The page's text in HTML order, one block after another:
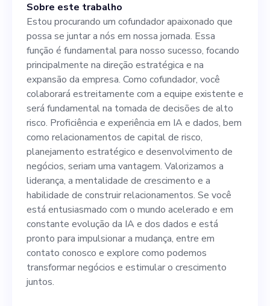
Proficiência e experiência em
IA e dados, bem como
relacionamentos de capital
de risco, planejamento
estratégico e
desenvolvimento de
negócios, seriam uma
vantagem. Valorizamos a
liderança, a mentalidade de
crescimento e a habilidade
de construir
relacionamentos. Se você
está entusiasmado com o
Sobre este trabalho
Estou procurando um cofundador apaixonado que
possa se juntar a nós em nossa jornada. Essa
função é fundamental para nosso sucesso, focando
principalmente na direção estratégica e na
expansão da empresa. Como cofundador, você
colaborará estreitamente com a equipe existente e
será fundamental na tomada de decisões de alto
risco. Proficiência e experiência em IA e dados, bem
como relacionamentos de capital de risco,
planejamento estratégico e desenvolvimento de
negócios, seriam uma vantagem. Valorizamos a
liderança, a mentalidade de crescimento e a
habilidade de construir relacionamentos. Se você
está entusiasmado com o mundo acelerado e em
constante evolução da IA e dos dados e está
pronto para impulsionar a mudança, entre em
contato conosco e explore como podemos
transformar negócios e estimular o crescimento
juntos.